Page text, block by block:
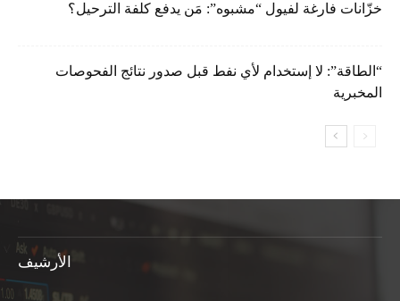
خزّانات فارغة لفيول “مشبوه”: مَن يدفع كلفة الترحيل؟
“الطاقة”: لا إستخدام لأي نفط قبل صدور نتائج الفحوصات
المخبرية
الأرشيف